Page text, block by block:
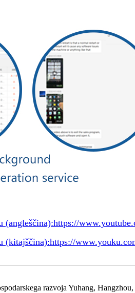
(angleščina):https://
(kitajščina):https://
razvoja Yuhang,